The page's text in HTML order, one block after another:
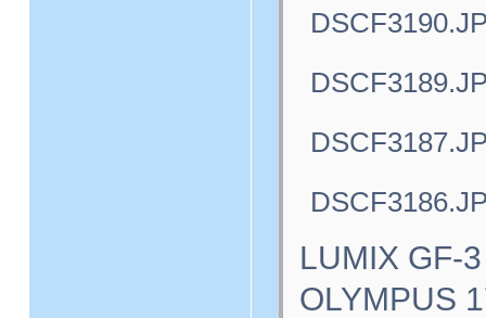
LUMIX GF-
OLYMPUS